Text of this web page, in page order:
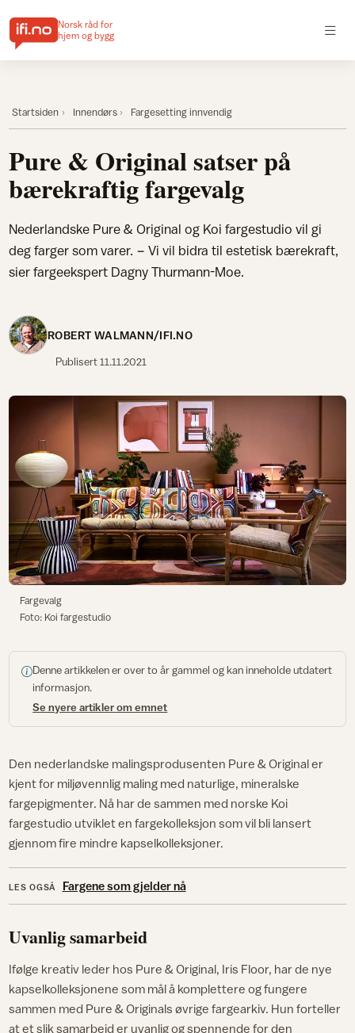
Norsk råd for
hjem og bygg
Startsiden Innendørs Fargesetting innvendig
Pure & Original satser på
bærekraftig fargevalg
Nederlandske Pure & Original og Koi fargestudio vil gi
deg farger som varer. − Vi vil bidra til estetisk bærekraft,
sier fargeekspert Dagny Thurmann-Moe.
ROBERT WALMANN/IFI.NO
Publisert11.11.2021
Fargevalg
Foto: Koi fargestudio
Denne artikkelen er over to år gammel og kan inneholde utdatert
informasjon.
Se nyere artikler om emnet
Den nederlandske malingsprodusenten Pure & Original er
kjent for miljøvennlig maling med naturlige, mineralske
fargepigmenter. Nå har de sammen med norske Koi
fargestudio utviklet en fargekolleksjon som vil bli lansert
gjennom fire mindre kapselkolleksjoner.
LES OGSÅ Fargene som gjelder nå
Uvanlig samarbeid
Ifølge kreativ leder hos Pure & Original, Iris Floor, har de nye
kapselkolleksjonene som mål å komplettere og fungere
sammen med Pure & Originals øvrige fargearkiv. Hun forteller
at et slik samarbeid er uvanlig og spennende for den